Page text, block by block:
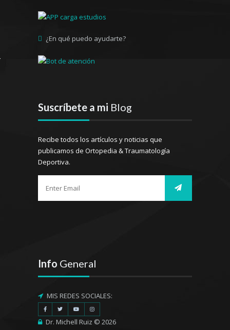
¿En qué puedo ayudarte?
Suscríbete a mi Blog
Recibe todos los artículos y noticias que
publicamos de Ortopedia & Traumatología
Deportiva.
Info General
MIS REDES SOCIALES:
Dr. Michell Ruiz © 2026